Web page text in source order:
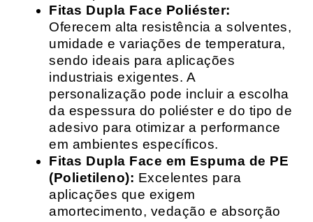
Fitas Dupla Face Poliéster:
Oferecem alta resistência a solventes,
umidade e variações de temperatura,
sendo ideais para aplicações
industriais exigentes. A
personalização pode incluir a escolha
da espessura do poliéster e do tipo de
adesivo para otimizar a performance
em ambientes específicos.
Fitas Dupla Face em Espuma de PE
(Polietileno): Excelentes para
aplicações que exigem
amortecimento, vedação e absorção